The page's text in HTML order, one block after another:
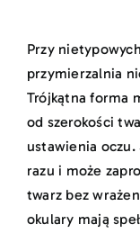
Przy
przymierzalnia
Trójkątna forma
od szerokości
ustawienia
razu i może
twarz bez
okulary mają